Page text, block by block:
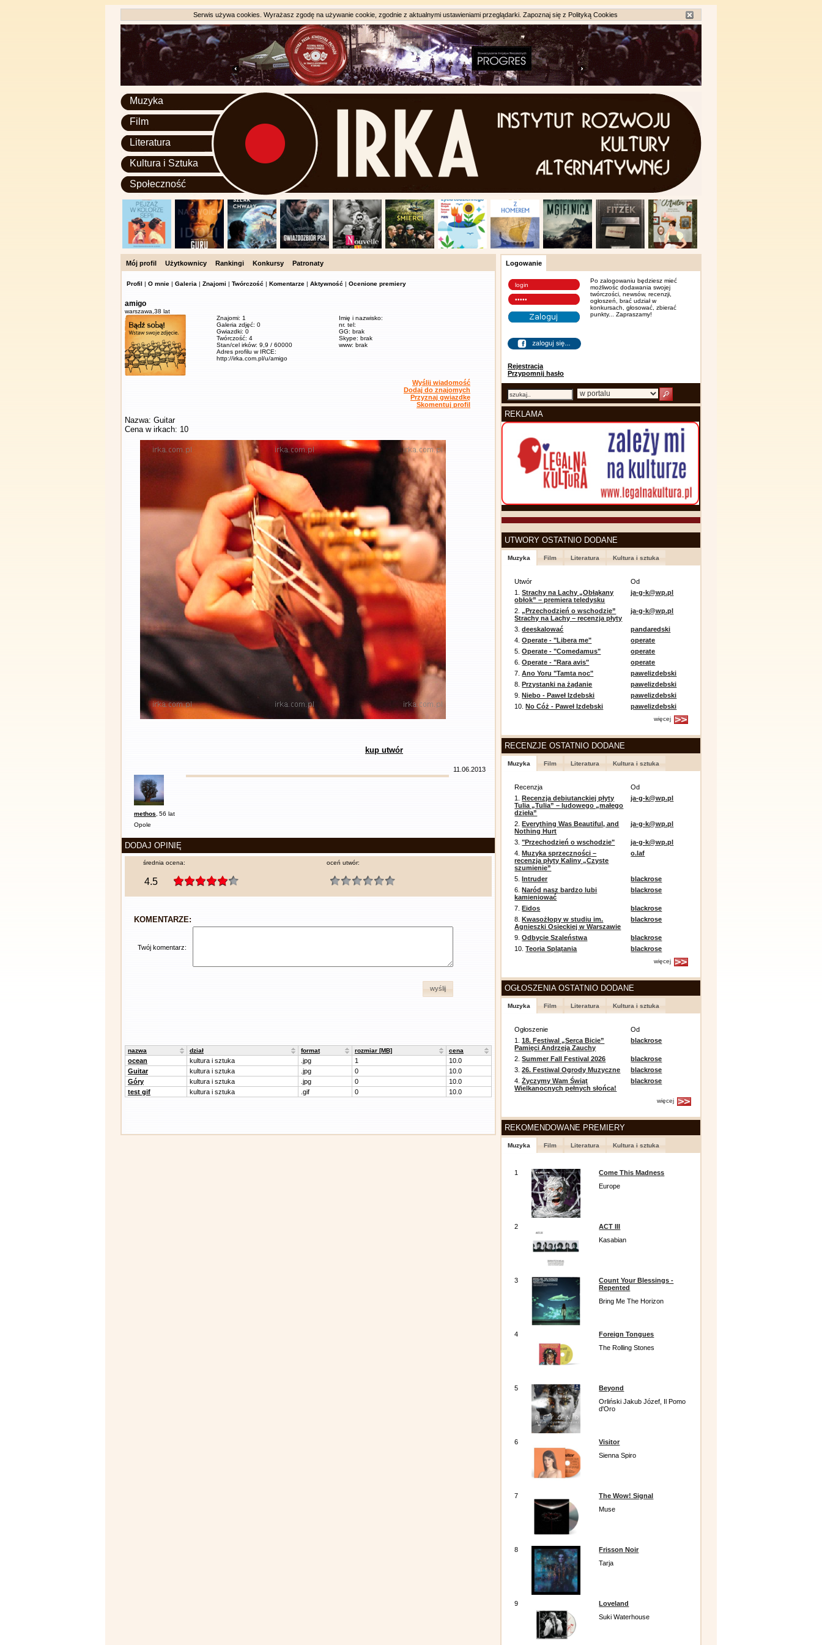
Serwis używa cookies. Wyrażasz zgodę na używanie cookie, zgodnie z aktualnymi ustawieniami przeglądarki. Zapoznaj się z Polityką Cookies
Muzyka
Film
Literatura
Kultura i Sztuka
Społeczność
Mój profil Użytkownicy Rankingi Konkursy Patronaty
Profil | O mnie | Galeria | Znajomi | Twórczość | Komentarze | Aktywność | Ocenione premiery
amigo
warszawa, 38 lat
Znajomi: 1
Galeria zdjęć: 0
Gwiazdki: 0
Twórczość: 4
Stan/cel irków: 9,9 / 60000
Adres profilu w IRCE:
http://irka.com.pl/u/amigo
Imię i nazwisko:
nr. tel:
GG: brak
Skype: brak
www: brak
Wyślij wiadomość
Dodaj do znajomych
Przyznaj gwiazdkę
Skomentuj profil
Nazwa: Guitar
Cena w irkach: 10
kup utwór
11.06.2013
methos 56 lat
Opole
DODAJ OPINIĘ
średnia ocena:
4.5
oceń utwór:
KOMENTARZE:
Twój komentarz:
wyślij
nazwa dział format rozmiar [MB] cena
ocean kultura i sztuka .jpg 1
10.0
Guitar
kultura i sztuka .jpg 0
10.0
Góry
kultura i sztuka .jpg 0
10.0
test gif
kultura i sztuka .gif 0 10.0
Logowanie
Rejestracja
Przypomnij hasło
Po zalogowaniu będziesz mieć
możliwośc dodawania swojej
twórczości, newsów, recenzji,
ogłoszeń, brać udział w
konkursach, głosować, zbierać
punkty... Zapraszamy!
REKLAMA
UTWORY OSTATNIO DODANE
Muzyka Film Literatura Kultura i sztuka
Utwór
Od
1.Strachy na Lachy „Obłąkany
obłok” – premiera teledysku
ja-g-k@wp.pl
2.„Przechodzień o wschodzie”
Strachy na Lachy – recenzja płyty
ja-g-k@wp.pl
3.deeskalować
pandaredski
4.Operate - "Libera me"
operate
5.Operate - "Comedamus"
operate
6.Operate - "Rara avis"
operate
7.Ano Yoru "Tamta noc"
pawelizdebski
8.Przystanki na żądanie
pawelizdebski
9.Niebo - Paweł Izdebski
pawelizdebski
10.No Cóż - Paweł Izdebski pawelizdebski
więcej
RECENZJE OSTATNIO DODANE
Muzyka Film Literatura Kultura i sztuka
Recenzja
Od
1.Recenzja debiutanckiej płyty
Tulia „Tulia” – ludowego „małego
dzieła”
ja-g-k@wp.pl
2.Everything Was Beautiful, and
Nothing Hurt
ja-g-k@wp.pl
3."Przechodzień o wschodzie"
ja-g-k@wp.pl
4.Muzyka sprzeczności –
recenzja płyty Kaliny „Czyste
szumienie”
o.laf
5.Intruder
blackrose
6.Naród nasz bardzo lubi
kamieniować
blackrose
7.Eidos
blackrose
8.Kwasożłopy w studiu im.
Agnieszki Osieckiej w Warszawie
blackrose
9.Odbycie Szaleństwa
blackrose
10.Teoria Splątania blackrose
więcej
OGŁOSZENIA OSTATNIO DODANE
Muzyka Film Literatura Kultura i sztuka
Ogłoszenie
Od
1.18. Festiwal „Serca Bicie”
Pamięci Andrzeja Zauchy
blackrose
2.Summer Fall Festival 2026
blackrose
3.26. Festiwal Ogrody Muzyczne
blackrose
4.Życzymy Wam Świąt
Wielkanocnych pełnych słońca!
blackrose
więcej
REKOMENDOWANE PREMIERY
Muzyka Film Literatura Kultura i sztuka
1
Come This Madness
Europe
2
ACT III
Kasabian
3
Count Your Blessings -
Repented
Bring Me The Horizon
4
Foreign Tongues
The Rolling Stones
5
Beyond
Orliński Jakub Józef, Il Pomo
d'Oro
6
Visitor
Sienna Spiro
7
The Wow! Signal
Muse
8
Frisson Noir
Tarja
9
Loveland
Suki Waterhouse